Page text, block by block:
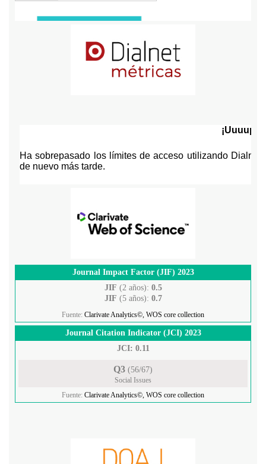
Journal Impact Factor (JIF) 2023
JIF (2 años): 0.5
JIF (5 años): 0.7
Fuente: Clarivate Analytics©, WOS core collection
Journal Citation Indicator (JCI) 2023
JCI: 0.11
Q3 (56/67)
Social Issues
Fuente: Clarivate Analytics©, WOS core collection